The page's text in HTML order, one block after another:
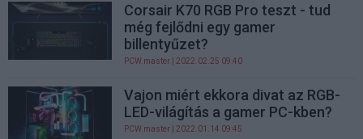
Corsair K70 RGB Pro teszt - tud
még fejlődni egy gamer
billentyűzet?
PCW.master | 2022.02.25 09:40
Vajon miért ekkora divat az RGB-
LED-világítás a gamer PC-kben?
PCW.master | 2022.01.14 09:45